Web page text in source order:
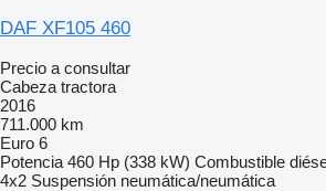
DAF XF105 460
Precio a consultar
Cabeza tractora
2016
711.000 km
Euro 6
Potencia 460 Hp (338 kW) Combustible
4x2 Suspensión neumática/neumática